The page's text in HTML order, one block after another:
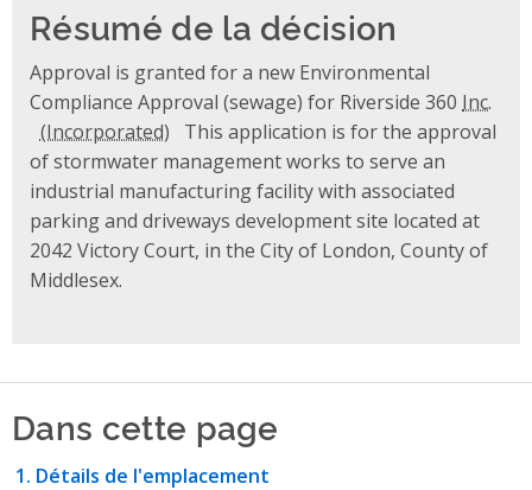
Résumé de la décision
Approval is granted for a new Environmental
Compliance Approval (sewage) for Riverside 360 Inc.
This application is for the approval
of stormwater management works to serve an
industrial manufacturing facility with associated
parking and driveways development site located at
2042 Victory Court, in the City of London, County of
Middlesex.
Dans cette page
Détails de l'emplacement